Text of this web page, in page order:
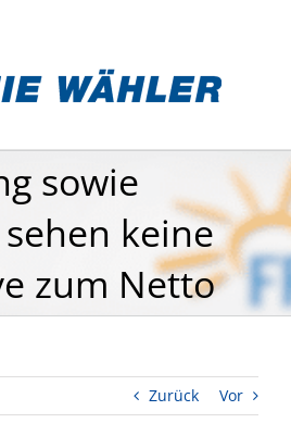
sowie
sehen keine
zum Netto
Zurück Vor